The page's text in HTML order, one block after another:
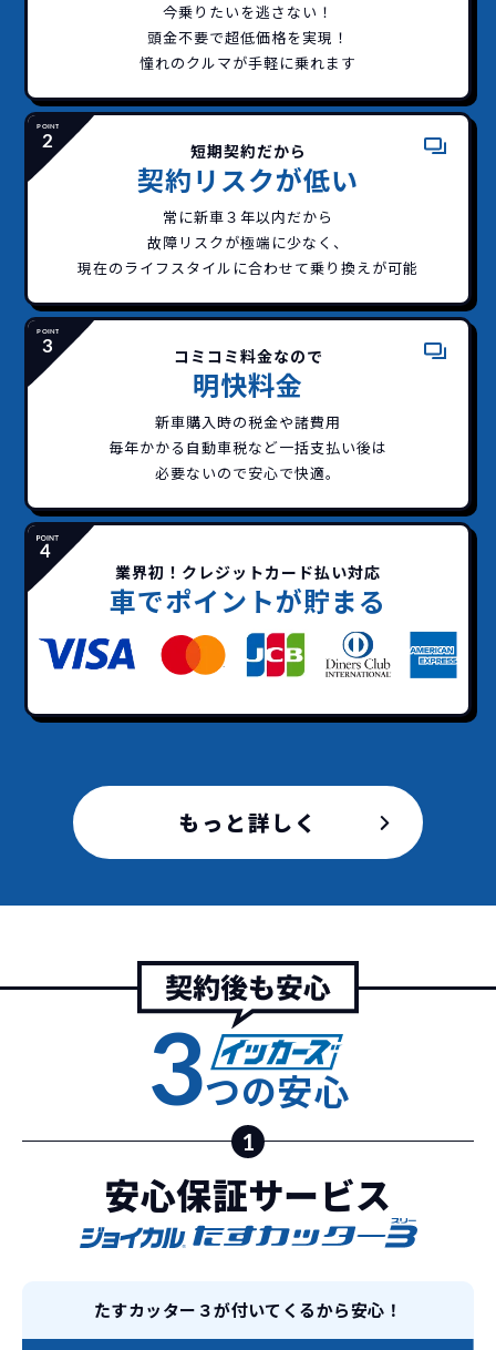
今乗りたいを逃さない！
頭金不要で超低価格を実現！
憧れのクルマが手軽に乗れます
短期契約だから
契約リスクが低い
常に新車３年以内だから
故障リスクが極端に少なく、
現在のライフスタイルに合わせて乗り換えが可能
コミコミ料金なので
明快料金
新車購入時の税金や諸費用
毎年かかる自動車税など一括支払い後は
必要ないので安心で快適。
業界初！クレジットカード払い対応
車でポイントが貯まる
イッカーズは高残価設定を実現！
頭金不要で超低価格！憧れのクルマが手軽に乗れ
ます！
安さの秘密
高残価設定を実現！
低価格が可能に！
ジョイカルジャパンが今まで培ってきた
日本全国・世界中の流通ネットワークと
また特定の車両に絞ることによりこの価
格設定が可能となりました。
イッカーズなら短期リースでも安いんです！
に新車なので故障の心配がありませんし、急なラ
イフスタイルの変化にも対応が可能です。
故障リスクが非常に低い
3年以内の契約なので、故障リスクが非常
に少なくなります。例え故障してもメーカ
ー保証があるから安心です。
イッカーズなら頭金・ボーナス払い・諸経費・税
金など一切不要！
一括価格をお支払いいただく
だけでご利用いただけます。
新車購入時の税金や
諸費用などが不要
車を購入する場合、購入時に｢登録時諸費
用｣や「各種税金」は車両本体以外にかか
ります。
これらの費用がコミコミの料金です。
もっと詳しく
3つの安心
1
安心保証サービス
たすカッター３が付いてくるから安心！